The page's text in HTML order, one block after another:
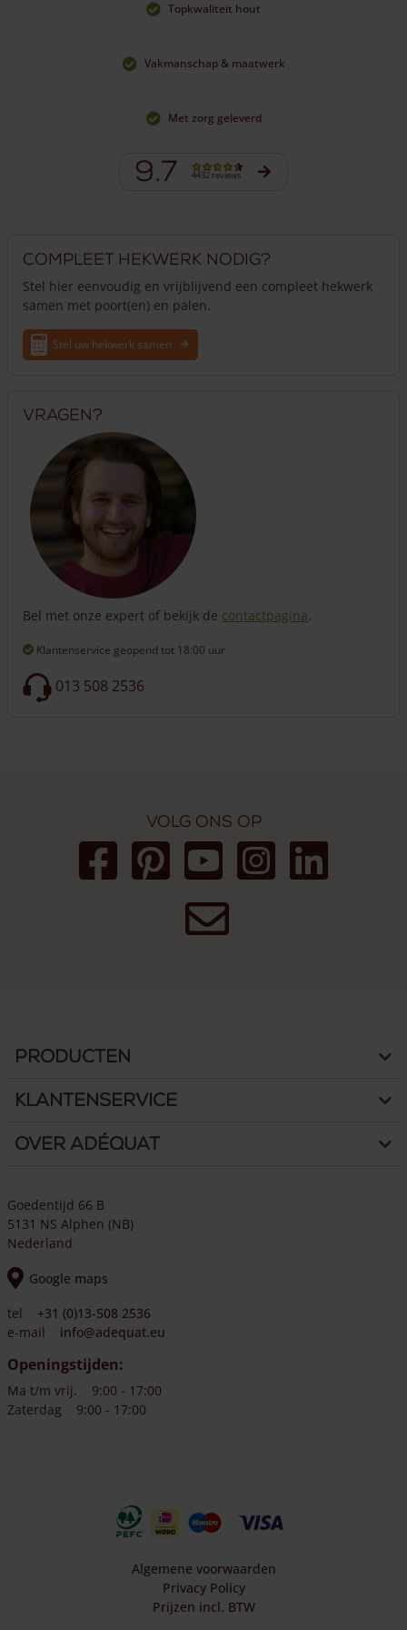
Topkwaliteit hout
Vakmanschap & maatwerk
Met zorg geleverd
9.7 4432 reviews
Compleet hekwerk nodig?
Stel hier eenvoudig en vrijblijvend een compleet hekwerk
samen met poort(en) en palen.
Stel uw hekwerk samen
Vragen?
Bel met onze expert of bekijk de contactpagina.
Klantenservice geopend tot 18:00 uur
013 508 2536
Volg ons op
Producten
Klantenservice
Over Adéquat
Goedentijd 66 B
5131 NS Alphen (NB)
Nederland
Google maps
tel
+31 (0)13-508 2536
e-mail
info@adequat.eu
Openingstijden:
Ma t/m vrij.
9:00 - 17:00
Zaterdag
9:00 - 17:00
Algemene voorwaarden
Privacy Policy
Prijzen incl. BTW